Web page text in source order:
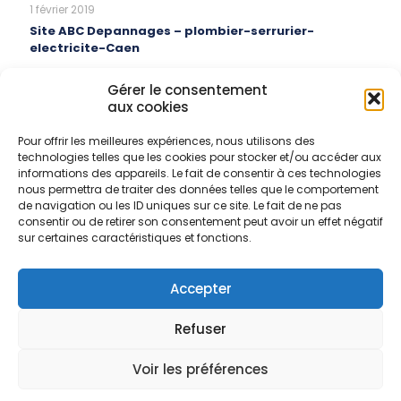
Gérer le consentement
aux cookies
Pour offrir les meilleures expériences, nous utilisons des
technologies telles que les cookies pour stocker et/ou accéder aux
informations des appareils. Le fait de consentir à ces technologies
nous permettra de traiter des données telles que le comportement
de navigation ou les ID uniques sur ce site. Le fait de ne pas
consentir ou de retirer son consentement peut avoir un effet négatif
sur certaines caractéristiques et fonctions.
Accepter
Refuser
Voir les préférences
1 février 2019
Site ABC Depannages – plombier-serrurier-
electricite-Caen
En savoir plus
/htdocs/wp-content/themes/betheme/includes/content-single-portfolio.phpon line
Site internet d’elagage a Angers
En savoir plus
Warning
: Attempt to read property "post_excerpt" on null in
/htdocs/wp-content/themes/betheme/includes/content-single-portfolio.phpon line334
26 juillet 2017